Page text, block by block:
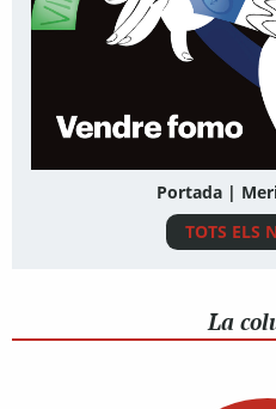
Portada |
TOTS ELS
La